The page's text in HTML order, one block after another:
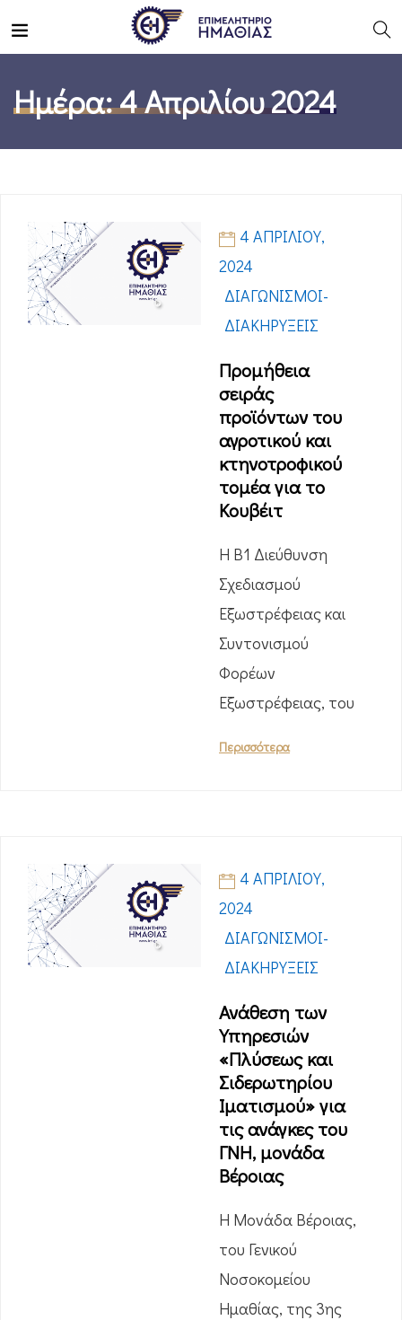
Ημέρα:4 Απριλίου 2024
4 ΑΠΡΙΛΊΟΥ,
2024
ΔΙΑΓΩΝΙΣΜΟΊ-
ΔΙΑΚΗΡΎΞΕΙΣ
Προμήθεια
σειράς
προϊόντων του
αγροτικού και
κτηνοτροφικού
τομέα για το
Κουβέιτ
Η Β1 Διεύθυνση
Σχεδιασμού
Εξωστρέφειας και
Συντονισμού
Φορέων
Εξωστρέφειας, του
Περισσότερα
4 ΑΠΡΙΛΊΟΥ,
2024
ΔΙΑΓΩΝΙΣΜΟΊ-
ΔΙΑΚΗΡΎΞΕΙΣ
Ανάθεση των
Υπηρεσιών
«Πλύσεως και
Σιδερωτηρίου
Ιματισμού» για
τις ανάγκες του
ΓΝΗ, μονάδα
Βέροιας
Η Μονάδα Βέροιας,
του Γενικού
Νοσοκομείου
Ημαθίας, της 3ης